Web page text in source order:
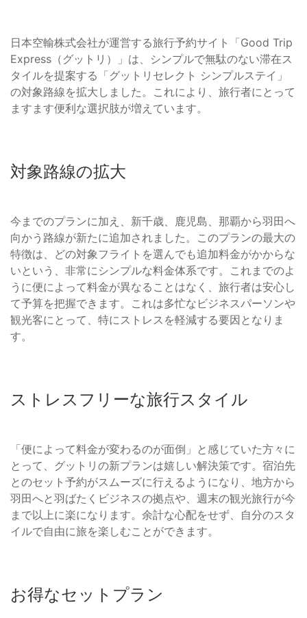
日本空輸株式会社が運営する旅行予約サイト「Good Trip
Express（グットリ）」は、シンプルで無駄のない滞在ス
タイルを提案する「グットリセレクト シンプルステイ」
の対象路線を拡大しました。これにより、旅行者にとって
ますます便利な選択肢が増えています。
対象路線の拡大
今までのプランに加え、新千歳、鹿児島、那覇から羽田へ
向かう路線が新たに追加されました。このプランの最大の
特徴は、どの対象フライトを選んでも追加料金がかからな
いという、非常にシンプルな料金体系です。これまでのよ
うに便によって料金が異なることはなく、旅行者は安心し
て予算を把握できます。これは多忙なビジネスパーソンや
観光客にとって、特にストレスを軽減する要因となりま
す。
ストレスフリーな旅行スタイル
「便によって料金が変わるのが面倒」と感じていた方々に
とって、グットリの新プランは嬉しい解決策です。宿泊先
とのセット予約がスムーズに行えるようになり、地方から
羽田へと羽ばたくビジネスの拠点や、週末の観光旅行が今
まで以上に楽になります。余計な心配をせず、自分のスタ
イルで自由に旅を楽しむことができます。
お得なセットプラン